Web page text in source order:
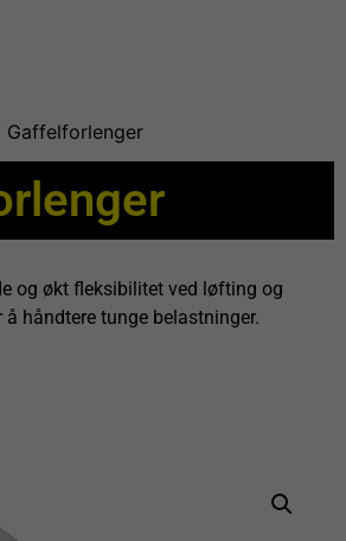
Gaffelforlenger
og økt fleksibilitet ved løfting og
håndtere tunge belastninger.